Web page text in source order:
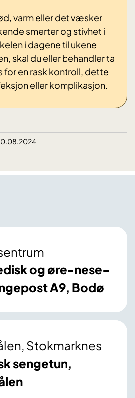
varm eller det væsker
smerter og stivhet i
i dagene til ukene
skal du eller behandler ta
for en rask kontroll, dette
eller komplikasjon.
og øre-nese-
A9, Bodø
Stokmarknes
sengetun,